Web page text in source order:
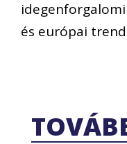
és európai